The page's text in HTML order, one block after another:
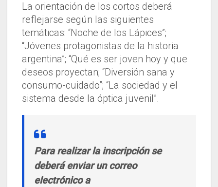
La orientación de los cortos deberá
reflejarse según las siguientes
temáticas: “Noche de los Lápices”;
“Jóvenes protagonistas de la historia
argentina”; “Qué es ser joven hoy y que
deseos proyectan; “Diversión sana y
consumo-cuidado”; “La sociedad y el
sistema desde la óptica juvenil”.
Para realizar la inscripción se
deberá enviar un correo
electrónico a